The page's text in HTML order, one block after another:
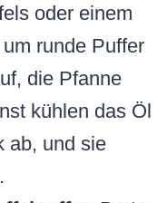
oder einem
runde Puffer
die Pfanne
kühlen das Öl
ab, und sie